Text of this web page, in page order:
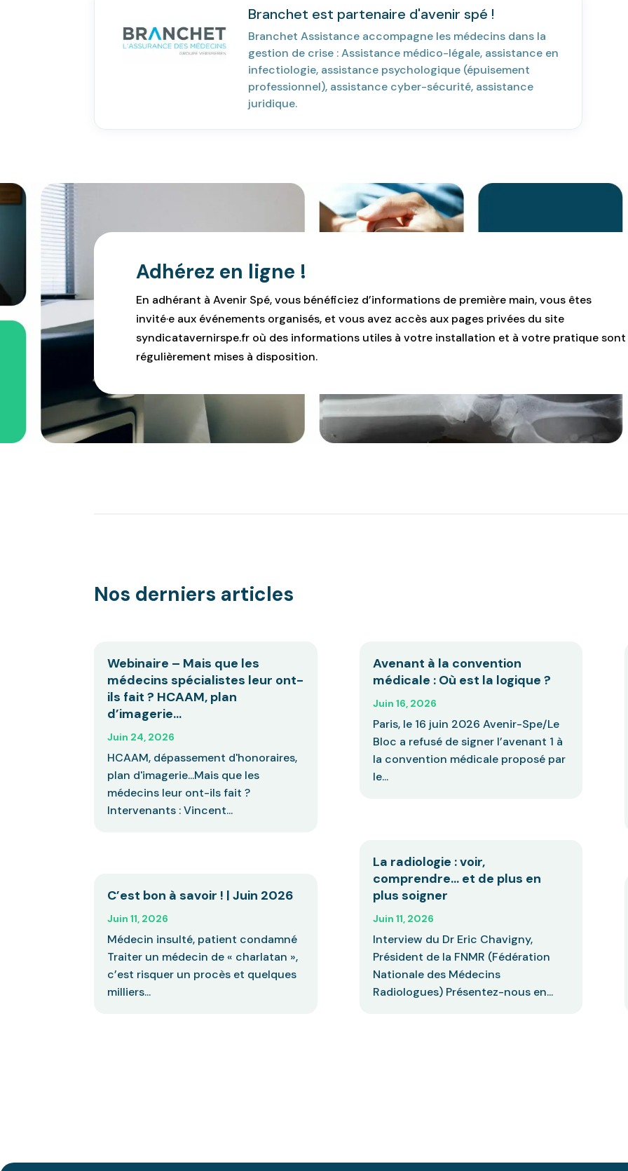
Branchet est partenaire d'avenir spé !
Branchet Assistance accompagne les médecins dans la
gestion de crise : Assistance médico-légale, assistance en
infectiologie, assistance psychologique (épuisement
professionnel), assistance cyber-sécurité, assistance
juridique.
Adhérez en ligne !
En adhérant à Avenir Spé, vous bénéficiez d’informations de première main, vous êtes
invité·e aux événements organisés, et vous avez accès aux pages privées du site
syndicatavernirspe.fr où des informations utiles à votre installation et à votre pratique sont
régulièrement mises à disposition.
Nos derniers articles
Webinaire – Mais que les
médecins spécialistes leur ont-
ils fait ? HCAAM, plan
d’imagerie…
Juin 24, 2026
HCAAM, dépassement d'honoraires,
plan d'imagerie...Mais que les
médecins leur ont-ils fait ?
Intervenants : Vincent...
C’est bon à savoir ! | Juin 2026
Juin 11, 2026
Médecin insulté, patient condamné
Traiter un médecin de « charlatan »,
c’est risquer un procès et quelques
milliers...
Avenant à la convention
médicale : Où est la logique ?
Juin 16, 2026
Paris, le 16 juin 2026 Avenir-Spe/Le
Bloc a refusé de signer l’avenant 1 à
la convention médicale proposé par
le...
La radiologie : voir,
comprendre… et de plus en
plus soigner
Juin 11, 2026
Interview du Dr Eric Chavigny,
Président de la FNMR (Fédération
Nationale des Médecins
Radiologues) Présentez-nous en...